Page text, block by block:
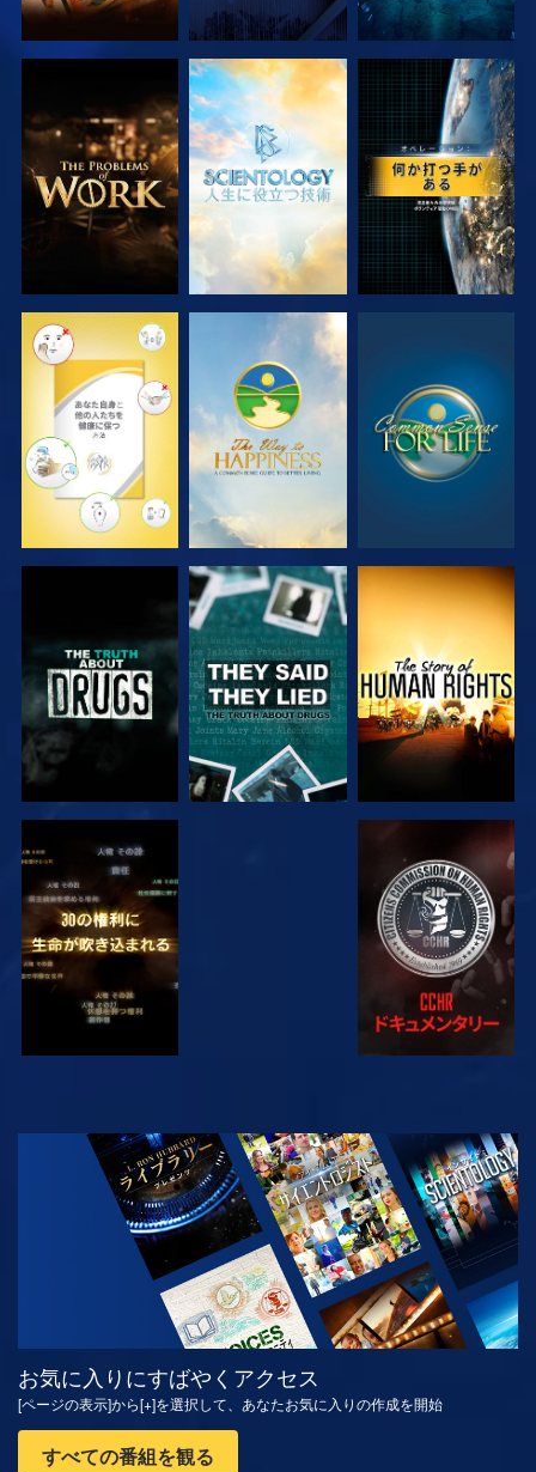
シリーズを探求 シリーズを探求 観る
観る 観る 観る
観る 観る
観る
観る シリーズを探求
お気に入りにすばやくアクセス
[ページの表示]から[+]を選択して、あなたお気に入りの作成を開始
すべての番組を観る